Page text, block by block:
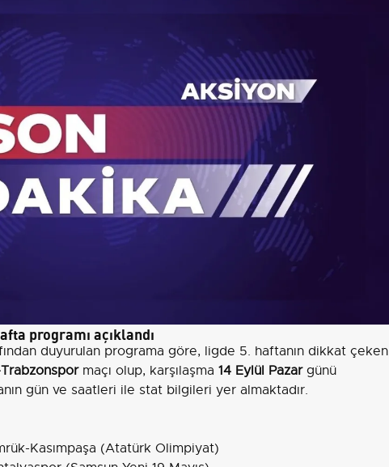
programı açıklandı
duyurulan programa göre, ligde 5. haftanın dikkat çeken
maçı olup, karşılaşma 14 Eylül Pazargünü
gün ve saatleri ile stat bilgileri yer almaktadır.
Kasımpaşa (Atatürk Olimpiyat)